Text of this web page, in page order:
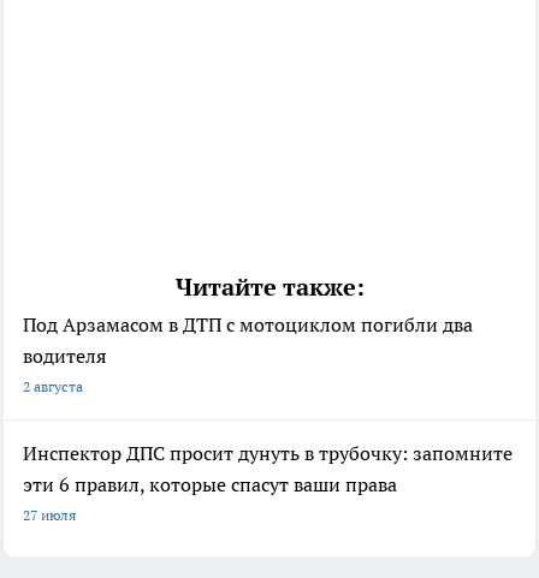
Читайте также:
Под Арзамасом в ДТП с мотоциклом погибли два
водителя
2 августа
Инспектор ДПС просит дунуть в трубочку: запомните
эти 6 правил, которые спасут ваши права
27 июля